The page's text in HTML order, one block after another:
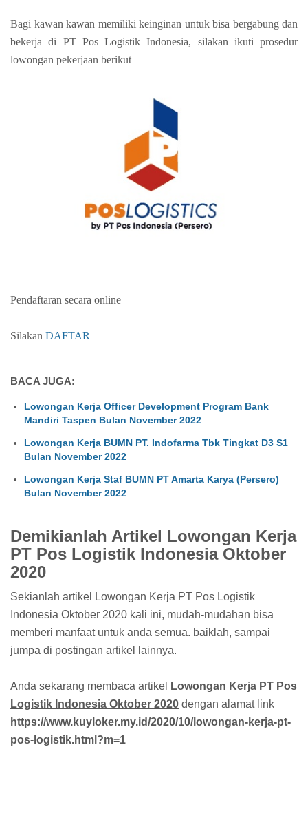
Bagi kawan kawan memiliki keinginan untuk bisa bergabung dan
bekerja di PT Pos Logistik Indonesia, silakan ikuti prosedur
lowongan pekerjaan berikut
Pendaftaran secara online
Silakan DAFTAR
BACA JUGA:
Lowongan Kerja Officer Development Program Bank
Mandiri Taspen Bulan November 2022
Lowongan Kerja BUMN PT. Indofarma Tbk Tingkat D3 S1
Bulan November 2022
Lowongan Kerja Staf BUMN PT Amarta Karya (Persero)
Bulan November 2022
Demikianlah Artikel Lowongan Kerja
PT Pos Logistik Indonesia Oktober
2020
Sekianlah artikel Lowongan Kerja PT Pos Logistik
Indonesia Oktober 2020 kali ini, mudah-mudahan bisa
memberi manfaat untuk anda semua. baiklah, sampai
jumpa di postingan artikel lainnya.
Anda sekarang membaca artikel
Lowongan Kerja PT Pos
Logistik Indonesia Oktober 2020 dengan alamat link
https://www.kuyloker.my.id/2020/10/lowongan-kerja-pt-
pos-logistik.html?m=1